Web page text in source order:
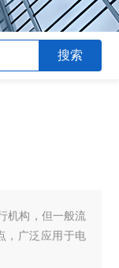
机构，但一般流
，广泛应用于电